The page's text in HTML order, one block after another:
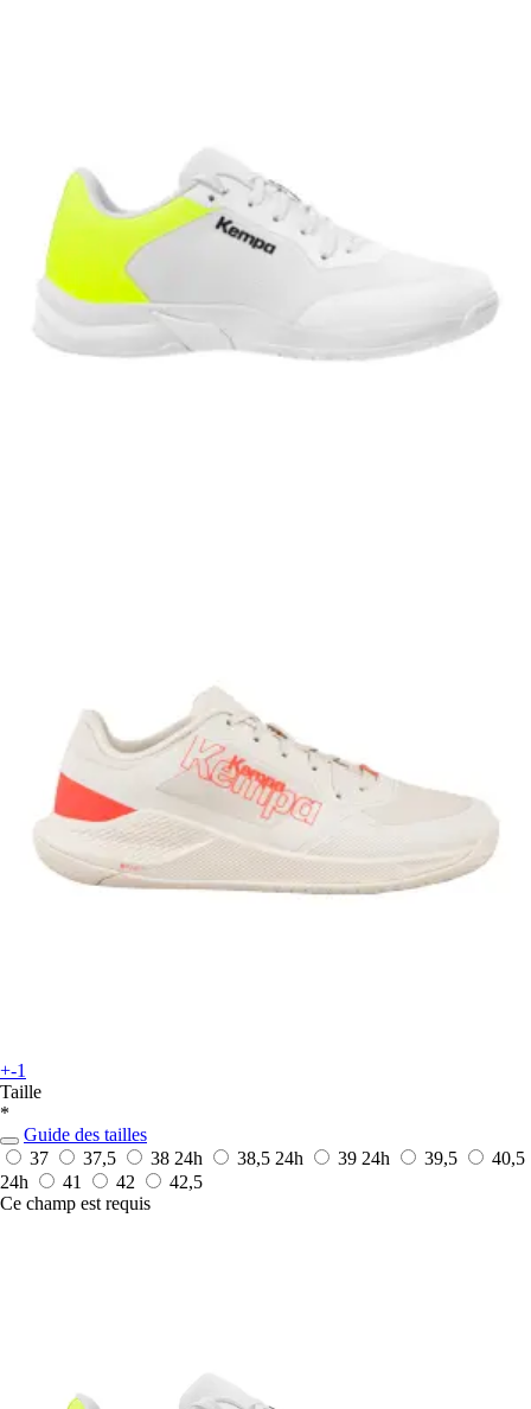
+-1
Taille
*
Guide des tailles
37
37,5 38 24h 38,5 24h 39 24h 39,5
40,5
24h
41 42
42,5
Ce champ est requis